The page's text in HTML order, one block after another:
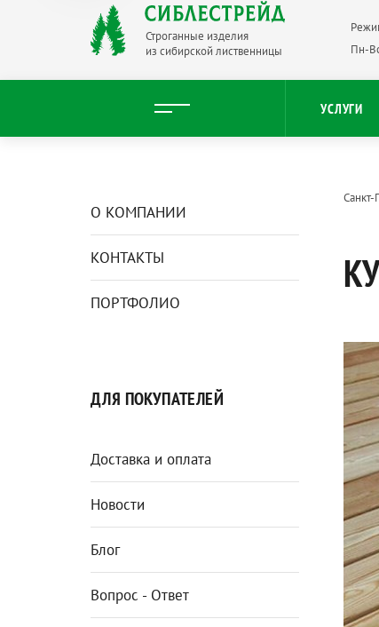
Строганные изделия
из сибирской лиственницы
УСЛУГИ
Пн-
О КОМПАНИИ
КОНТАКТЫ
ПОРТФОЛИО
ДЛЯ ПОКУПАТЕЛЕЙ
Доставка и оплата
Новости
Блог
Вопрос - Ответ
Санкт-